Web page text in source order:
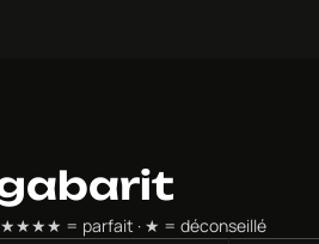
= parfait · ★ = déconseillé